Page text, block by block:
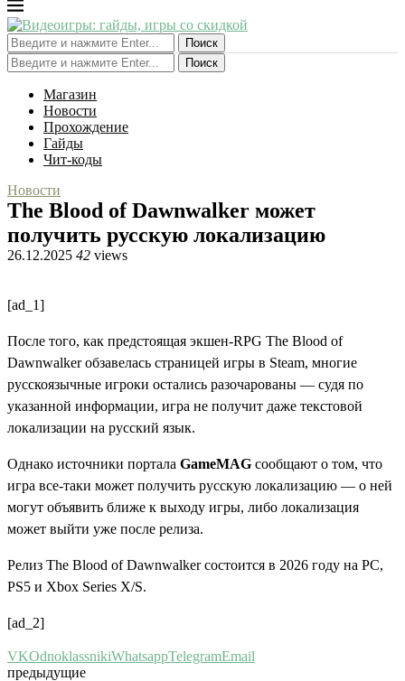
Поиск
Поиск
Магазин
Новости
Прохождение
Гайды
Чит-коды
Новости
The Blood of Dawnwalker может
получить русскую локализацию
26.12.2025 42 views
[ad_1]
После того, как предстоящая экшен-RPG The Blood of
Dawnwalker обзавелась страницей игры в Steam, многие
русскоязычные игроки остались разочарованы — судя по
указанной информации, игра не получит даже текстовой
локализации на русский язык.
Однако источники портала GameMAG сообщают о том, что
игра все-таки может получить русскую локализацию — о ней
могут объявить ближе к выходу игры, либо локализация
может выйти уже после релиза.
Релиз The Blood of Dawnwalker состоится в 2026 году на PC,
PS5 и Xbox Series X/S.
[ad_2]
VKOdnoklassnikiWhatsappTelegramEmail
предыдущие